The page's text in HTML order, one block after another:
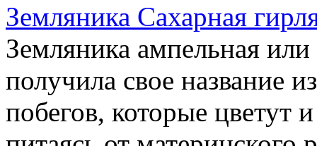
Земляника Сахарная
Земляника ампельная
получила свое название
побегов, которые цветут